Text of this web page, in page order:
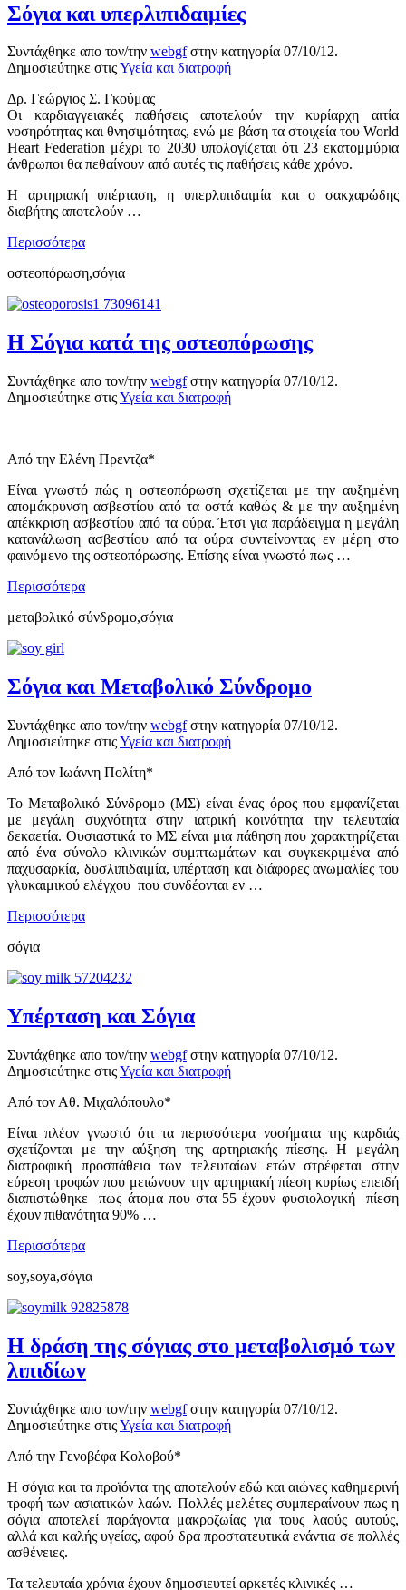
Σόγια και υπερλιπιδαιμίες
Συντάχθηκε απο τον/την webgfστην κατηγορία 07/10/12.
Δημοσιεύτηκε στιςΥγεία και διατροφή
Δρ. Γεώργιος Σ. Γκούμας
Οι καρδιαγγειακές παθήσεις αποτελούν την κυρίαρχη αιτία
νοσηρότητας και θνησιμότητας, ενώ με βάση τα στοιχεία του World
Heart Federation μέχρι το 2030 υπολογίζεται ότι 23 εκατομμύρια
άνθρωποι θα πεθαίνουν από αυτές τις παθήσεις κάθε χρόνο.
Η αρτηριακή υπέρταση, η υπερλιπιδαιμία και ο σακχαρώδης
διαβήτης αποτελούν …
Περισσότερα
οστεοπόρωση,σόγια
Η Σόγια κατά της οστεοπόρωσης
Συντάχθηκε απο τον/την webgfστην κατηγορία 07/10/12.
Δημοσιεύτηκε στιςΥγεία και διατροφή
Από την Ελένη Πρεντζα*
Είναι γνωστό πώς η οστεοπόρωση σχετίζεται με την αυξημένη
απομάκρυνση ασβεστίου από τα οστά καθώς & με την αυξημένη
απέκκριση ασβεστίου από τα ούρα. Έτσι για παράδειγμα η μεγάλη
κατανάλωση ασβεστίου από τα ούρα συντείνοντας εν μέρη στο
φαινόμενο της οστεοπόρωσης. Επίσης είναι γνωστό πως …
Περισσότερα
μεταβολικό σύνδρομο,σόγια
Σόγια και Μεταβολικό Σύνδρομο
Συντάχθηκε απο τον/την webgfστην κατηγορία 07/10/12.
Δημοσιεύτηκε στιςΥγεία και διατροφή
Από τον Ιωάννη Πολίτη*
Το Μεταβολικό Σύνδρομο (ΜΣ) είναι ένας όρος που εμφανίζεται
με μεγάλη συχνότητα στην ιατρική κοινότητα την τελευταία
δεκαετία. Ουσιαστικά το ΜΣ είναι μια πάθηση που χαρακτηρίζεται
από ένα σύνολο κλινικών συμπτωμάτων και συγκεκριμένα από
παχυσαρκία, δυσλιπιδαιμία, υπέρταση και διάφορες ανωμαλίες του
γλυκαιμικού ελέγχου που συνδέονται εν …
Περισσότερα
σόγια
Υπέρταση και Σόγια
Συντάχθηκε απο τον/την webgfστην κατηγορία 07/10/12.
Δημοσιεύτηκε στιςΥγεία και διατροφή
Από τον Αθ. Μιχαλόπουλο*
Είναι πλέον γνωστό ότι τα περισσότερα νοσήματα της καρδιάς
σχετίζονται με την αύξηση της αρτηριακής πίεσης. Η μεγάλη
διατροφική προσπάθεια των τελευταίων ετών στρέφεται στην
εύρεση τροφών που μειώνουν την αρτηριακή πίεση κυρίως επειδή
διαπιστώθηκε πως άτομα που στα 55 έχουν φυσιολογική πίεση
έχουν πιθανότητα 90% …
Περισσότερα
soy,soya,σόγια
Η δράση της σόγιας στο μεταβολισμό των
λιπιδίων
Συντάχθηκε απο τον/την webgfστην κατηγορία 07/10/12.
Δημοσιεύτηκε στιςΥγεία και διατροφή
Από την Γενοβέφα Κολοβού*
H σόγια και τα προϊόντα της αποτελούν εδώ και αιώνες καθημερινή
τροφή των ασιατικών λαών. Πολλές μελέτες συμπεραίνουν πως η
σόγια αποτελεί παράγοντα μακροζωίας για τους λαούς αυτούς,
αλλά και καλής υγείας, αφού δρα προστατευτικά ενάντια σε πολλές
ασθένειες.
Τα τελευταία χρόνια έχουν δημοσιευτεί αρκετές κλινικές …